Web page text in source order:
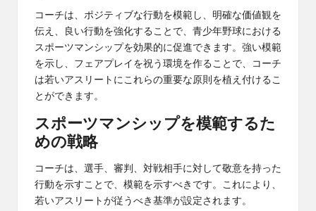
コーチは、ポジティブな行動を模範し、明確な価値観を
伝え、良い行動を強化することで、青少年野球における
スポーツマンシップ を効果的に促進できます。強い模範
を示し、フェアプレイを祝う環境を作ることで、コーチ
は若いアスリートにこれらの重要な原則を植え付けるこ
とができます。
スポーツマンシップを模範するた
めの戦略
コーチは、選手、審判、対戦相手に対して敬意を持った
行動を示すことで、模範を示すべきです。これにより、
若いアスリートが従うべき基準が設定されます。